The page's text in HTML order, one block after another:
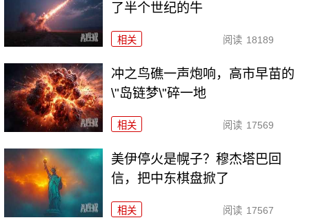
了半个世纪的牛
相关 阅读 18189
冲之鸟礁一声炮响，高市早苗的
\"岛链梦\"碎一地
相关 阅读 17569
美伊停火是幌子？穆杰塔巴回
信，把中东棋盘掀了
相关 阅读 17567